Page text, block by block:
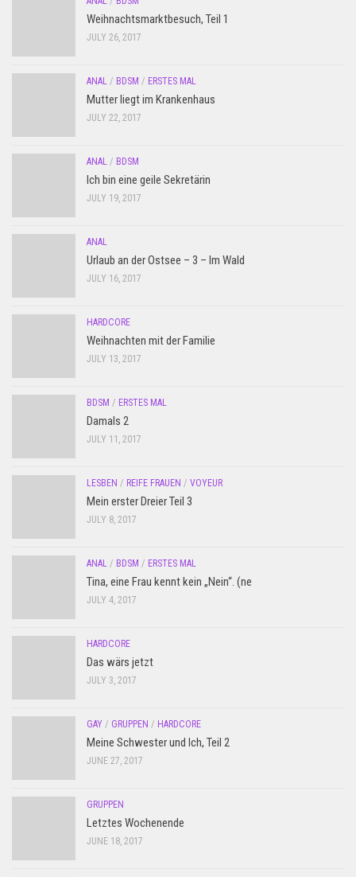
Weihnachtsmarktbesuch, Teil 1
JULY 26, 2017
ANAL / BDSM / ERSTES MAL
Mutter liegt im Krankenhaus
JULY 22, 2017
ANAL / BDSM
Ich bin eine geile Sekretärin
JULY 19, 2017
ANAL
Urlaub an der Ostsee – 3 – Im Wald
JULY 16, 2017
HARDCORE
Weihnachten mit der Familie
JULY 13, 2017
BDSM / ERSTES MAL
Damals 2
JULY 11, 2017
LESBEN / REIFE FRAUEN / VOYEUR
Mein erster Dreier Teil 3
JULY 8, 2017
ANAL / BDSM / ERSTES MAL
Tina, eine Frau kennt kein „Nein“. (ne
JULY 4, 2017
HARDCORE
Das wärs jetzt
JULY 3, 2017
GAY / GRUPPEN / HARDCORE
Meine Schwester und Ich, Teil 2
JUNE 27, 2017
GRUPPEN
Letztes Wochenende
JUNE 18, 2017